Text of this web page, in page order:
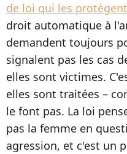
de loi qui les protègent
droit automatique à
demandent toujours
signalent pas les cas
elles sont victimes.
elles sont traitées –
le font pas. La loi
pas la femme en
agression, et c'est un